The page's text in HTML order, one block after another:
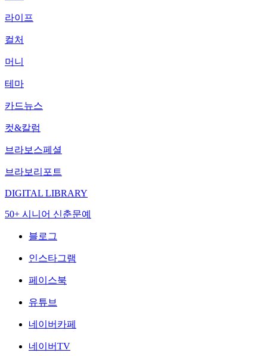
라이프
컬처
머니
테마
카드뉴스
컷&칼럼
브라보스페셜
브라보리포트
DIGITAL LIBRARY
50+ 시니어 신춘문예
블로그
인스타그램
페이스북
유튜브
네이버카페
네이버TV